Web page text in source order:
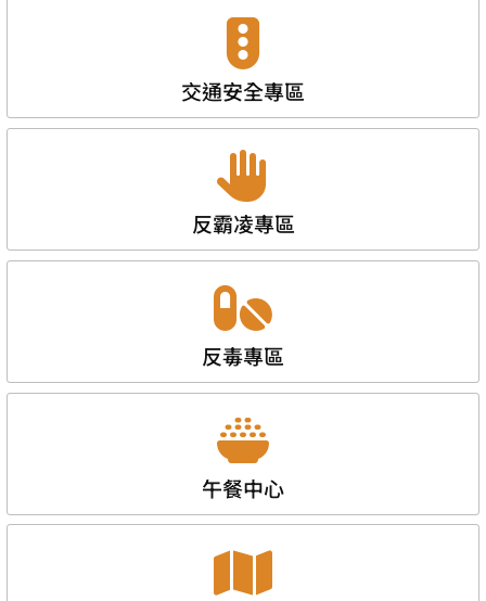
交通安全專區
反霸凌專區
反毒專區
午餐中心